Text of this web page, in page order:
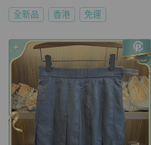
全新品 香港 免運